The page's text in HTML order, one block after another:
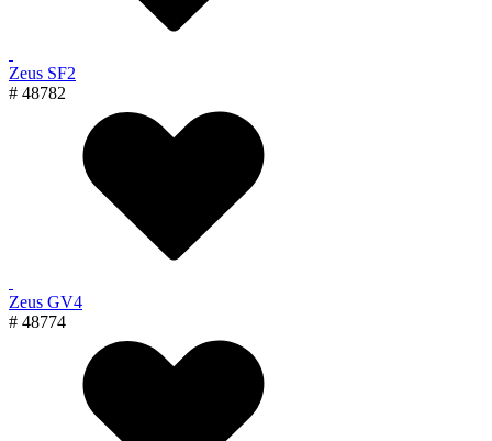
Zeus SF2
# 48782
Zeus GV4
# 48774